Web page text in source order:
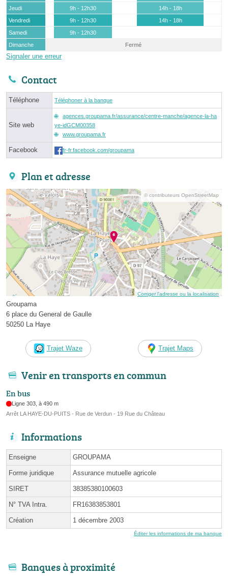
Jeudi
9h - 12h30
14h - 18h
Vendredi
9h - 12h30
14h - 18h
Samedi
9h - 12h30
Dimanche
Fermé
Signaler une erreur
Contact
Téléphone Téléphoner à la banque
Site web
agences.groupama.fr/assurance/centre-manche/agence-la-ha
ye-idGCM00358
www.groupama.fr
Facebook fr-fr.facebook.com/groupama
Plan et adresse
© contributeurs OpenStreetMap
Corriger l’adresse ou la localisation
Groupama
6 place du General de Gaulle
50250 La Haye
Trajet Waze Trajet Maps
Venir en transports en commun
En bus
Ligne 303, à 490 m
Arrêt LA HAYE-DU-PUITS - Rue de Verdun - 19 Rue du Château
Informations
Enseigne GROUPAMA
Forme juridique Assurance mutuelle agricole
SIRET 38385380100603
N° TVA Intra. FR16383853801
Création 1 décembre 2003
Éditer les informations de ma banque
Banques à proximité